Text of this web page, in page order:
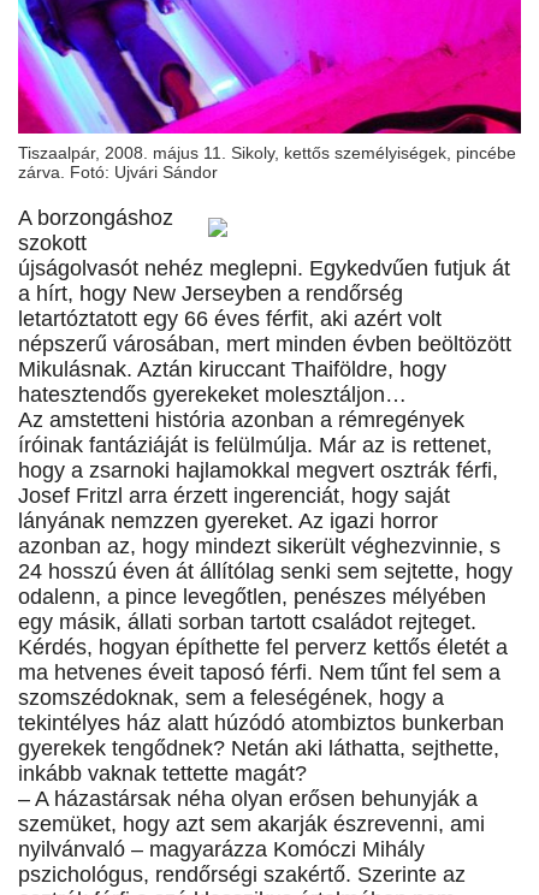
Tiszaalpár, 2008. május 11. Sikoly, kettős személyiségek, pincébe
zárva. Fotó: Ujvári Sándor
A borzongáshoz
szokott
újságolvasót nehéz meglepni. Egykedvűen futjuk át
a hírt, hogy New Jerseyben a rendőrség
letartóztatott egy 66 éves férfit, aki azért volt
népszerű városában, mert minden évben beöltözött
Mikulásnak. Aztán kiruccant Thaiföldre, hogy
hatesztendős gyerekeket molesztáljon…
Az amstetteni história azonban a rémregények
íróinak fantáziáját is felülmúlja. Már az is rettenet,
hogy a zsarnoki hajlamokkal megvert osztrák férfi,
Josef Fritzl arra érzett ingerenciát, hogy saját
lányának nemzzen gyereket. Az igazi horror
azonban az, hogy mindezt sikerült véghezvinnie, s
24 hosszú éven át állítólag senki sem sejtette, hogy
odalenn, a pince levegőtlen, penészes mélyében
egy másik, állati sorban tartott családot rejteget.
Kérdés, hogyan építhette fel perverz kettős életét a
ma hetvenes éveit taposó férfi. Nem tűnt fel sem a
szomszédoknak, sem a feleségének, hogy a
tekintélyes ház alatt húzódó atombiztos bunkerban
gyerekek tengődnek? Netán aki láthatta, sejthette,
inkább vaknak tettette magát?
– A házastársak néha olyan erősen behunyják a
szemüket, hogy azt sem akarják észrevenni, ami
nyilvánvaló – magyarázza Komóczi Mihály
pszichológus, rendőrségi szakértő. Szerinte az